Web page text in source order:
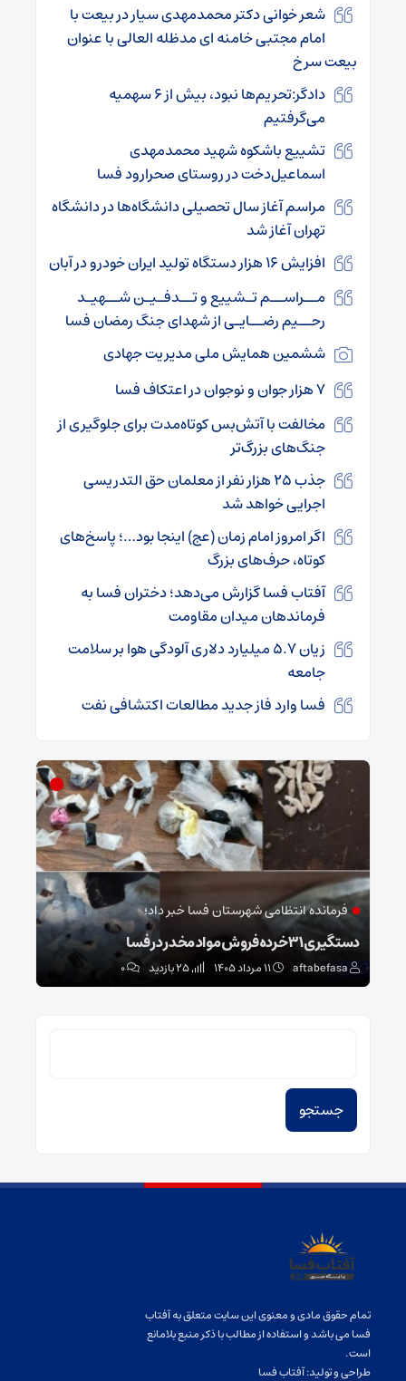
شعر خوانی دکتر محمدمهدی سیار در بیعت با
امام مجتبی خامنه ای مدظله العالی با عنوان
بیعت سرخ
دادگر:تحریم‌ها نبود، بیش از 6 سهمیه
می‌گرفتیم
تشییع باشکوه شهید محمدمهدی
اسماعیل‌دخت در روستای صحرارود فسا
مراسم آغاز سال تحصیلی دانشگاه‌ها در دانشگاه
تهران آغاز شد
افزایش 16 هزار دستگاه تولید ایران خودرو در آبان
مــراســم تـشییع و تــدفـیـن شــهیـد
رحــیم رضــایـی از شهدای جنگ رمضان فسا
ششمین همایش ملی مدیریت جهادی
۷ هزار جوان و نوجوان در اعتکاف فسا
مخالفت با آتش‌بس کوتاه‌مدت برای جلوگیری از
جنگ‌های بزرگ‌تر
جذب ۲۵ هزار نفر از معلمان حق التدریسی
اجرایی خواهد شد
اگر امروز امام زمان (عج) اینجا بود…؛ پاسخ‌های
کوتاه، حرف‌های بزرگ
آفتاب فسا گزارش می‌دهد؛ دختران فسا به
فرماندهان میدان مقاومت
زیان ۵.۷ میلیارد دلاری آلودگی هوا بر سلامت
جامعه
فسا وارد فاز جدید مطالعات اکتشافی نفت
فرمانده انتظامی شهرستان فسا خبر داد؛
دستگیری ۳۱ خرده‌فروش مواد مخدر در فسا
aftabefasa ۱۱ مرداد ۱۴۰۵ 25 بازدید ۰
تمام حقوق مادی و معنوی این سایت متعلق به آفتاب
فسا می باشد و استفاده از مطالب با ذکر منبع بلامانع
است.
طراحی و تولید:آفتاب فسا